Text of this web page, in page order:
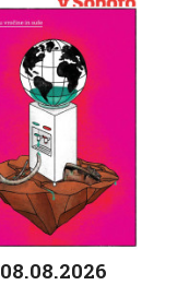
08.08.2026